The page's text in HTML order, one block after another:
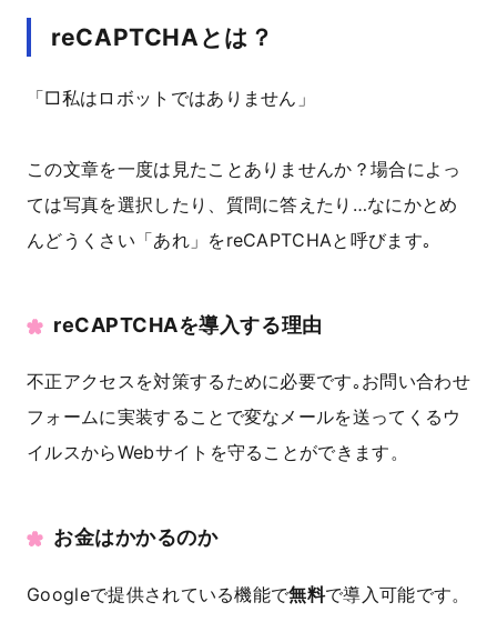
reCAPTCHAとは？
「□私はロボットではありません」
この文章を一度は見たことありませんか？場合によっ
ては写真を選択したり、質問に答えたり…なにかとめ
んどうくさい「あれ」をreCAPTCHAと呼びます｡
reCAPTCHAを導入する理由
不正アクセスを対策するために必要です｡お問い合わせ
フォームに実装することで変なメールを送ってくるウ
イルスからWebサイトを守ることができます。
お金はかかるのか
Googleで提供されている機能で無料で導入可能です。